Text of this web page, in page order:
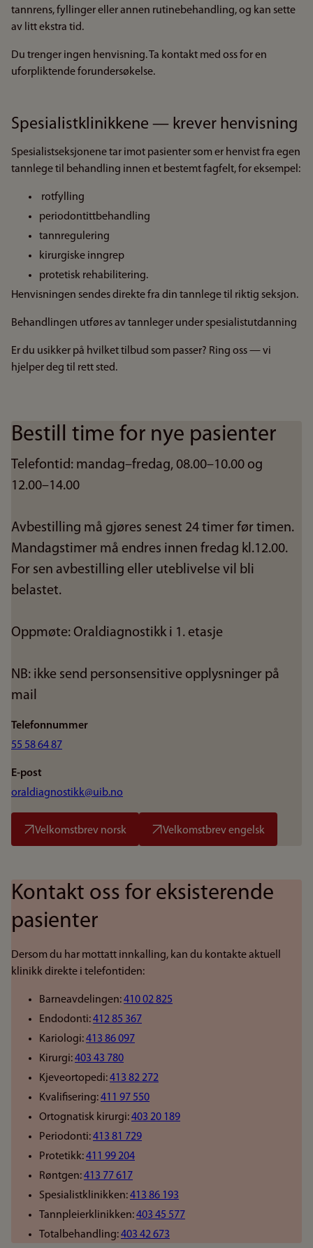
tannrens, fyllinger eller annen rutinebehandling, og kan sette
av litt ekstra tid.
Du trenger ingen henvisning. Ta kontakt med oss for en
uforpliktende forundersøkelse.
Spesialistklinikkene — krever henvisning
Spesialistseksjonene tar imot pasienter som er henvist fra egen
tannlege til behandling innen et bestemt fagfelt, for eksempel:
rotfylling
periodontittbehandling
tannregulering
kirurgiske inngrep
protetisk rehabilitering.
Henvisningen sendes direkte fra din tannlege til riktig seksjon.
Behandlingen utføres av tannleger under spesialistutdanning
Er du usikker på hvilket tilbud som passer? Ring oss — vi
hjelper deg til rett sted.
Bestill time for nye pasienter
Telefontid: mandag–fredag, 08.00–10.00 og
12.00–14.00
Avbestilling må gjøres senest 24 timer før timen.
Mandagstimer må endres innen fredag kl.12.00.
For sen avbestilling eller uteblivelse vil bli
belastet.
Oppmøte: Oraldiagnostikk i 1. etasje
NB: ikke send personsensitive opplysninger på
mail
Telefonnummer
55 58 64 87
E-post
oraldiagnostikk@uib.no
Velkomstbrev norsk Velkomstbrev engelsk
Kontakt oss for eksisterende
pasienter
Dersom du har mottatt innkalling, kan du kontakte aktuell
klinikk direkte i telefontiden:
Barneavdelingen:410 02 825
Endodonti:412 85 367
Kariologi:413 86 097
Kirurgi:403 43 780
Kjeveortopedi:413 82 272
Kvalifisering:411 97 550
Ortognatisk kirurgi:403 20 189
Periodonti:413 81 729
Protetikk:411 99 204
Røntgen:413 77 617
Spesialistklinikken:413 86 193
Tannpleierklinikken:403 45 577
Totalbehandling:403 42 673